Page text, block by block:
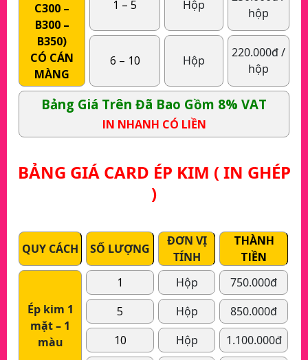
C300 –
B300 –
B350)
CÓ CÁN
MÀNG
1 – 5 Hộp
hộp
6 – 10 Hộp
220.000đ /
hộp
Bảng Giá Trên Đã Bao Gồm 8% VAT
IN NHANH CÓ LIỀN
BẢNG GIÁ CARD ÉP KIM ( IN GHÉP
)
QUY CÁCH SỐ LƯỢNG
ĐƠN VỊ
TÍNH
THÀNH
TIỀN
Ép kim 1
mặt – 1
màu
1 Hộp
750.000đ
5
Hộp
850.000đ
10
Hộp
1.100.000đ